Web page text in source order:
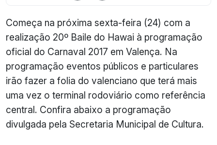
Começa na próxima sexta-feira (24) com a
realização 20º Baile do Hawai à programação
oficial do Carnaval 2017 em Valença. Na
programação eventos públicos e particulares
irão fazer a folia do valenciano que terá mais
uma vez o terminal rodoviário como referência
central. Confira abaixo a programação
divulgada pela Secretaria Municipal de Cultura.